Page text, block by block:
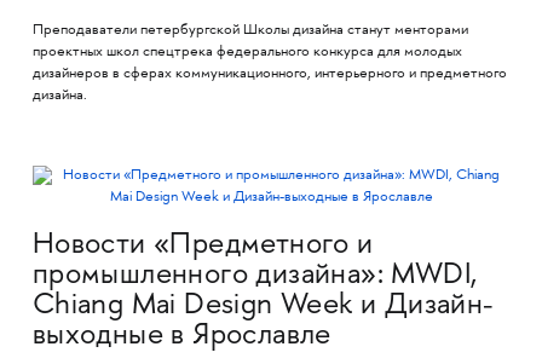
Преподаватели петербургской Школы дизайна станут менторами
проектных школ спецтрека федерального конкурса для молодых
дизайнеров в сферах коммуникационного, интерьерного и предметного
дизайна.
Новости «Предметного и
промышленного дизайна»: MWDI,
Chiang Mai Design Week и Дизайн-
выходные в Ярославле